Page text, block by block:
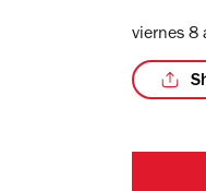
viernes 8